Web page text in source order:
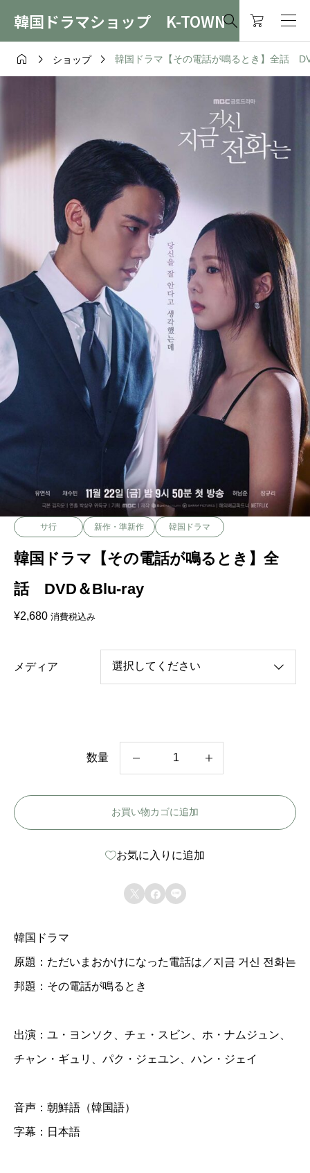
韓国ドラマショップ K-TOWN
  ショップ  韓国ドラマ【その電話が鳴るとき】全話
サ行 新作・準新作 韓国ドラマ
韓国ドラマ【その電話が鳴るとき】全
話 DVD＆Blu-ray
¥2,680 消費税込み
メディア
数量
ド
マ
そ
話
る
と
お買い物カゴに追加
お気に入りに追加
  
韓国ドラマ
原題：ただいまおかけになった電話は／지금 거신 전화는
邦題：その電話が鳴るとき
出演：ユ・ヨンソク、チェ・スビン、ホ・ナムジュン、
チャン・ギュリ、パク・ジェユン、ハン・ジェイ
音声：朝鮮語（韓国語）
字幕：日本語